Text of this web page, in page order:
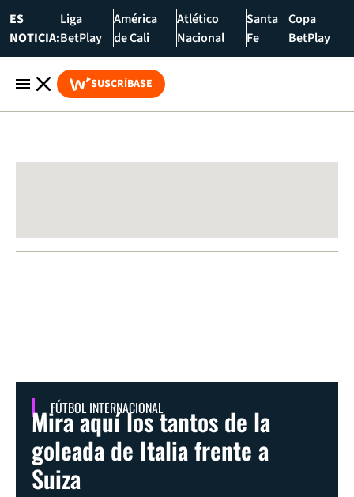
ES
NOTICIA:
Liga
BetPlay
América
de Cali
Atlético
Nacional
Santa
Fe
Copa
BetPlay
SUSCRÍBASE
FÚTBOL INTERNACIONAL
Mira aquí los tantos de la
goleada de Italia frente a
Suiza